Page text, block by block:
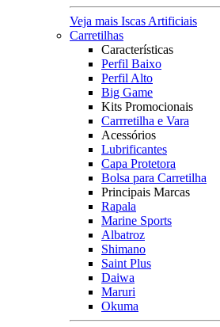
Veja mais Iscas Artificiais
Carretilhas
Características
Perfil Baixo
Perfil Alto
Big Game
Kits Promocionais
Carrretilha e Vara
Acessórios
Lubrificantes
Capa Protetora
Bolsa para Carretilha
Principais Marcas
Rapala
Marine Sports
Albatroz
Shimano
Saint Plus
Daiwa
Maruri
Okuma